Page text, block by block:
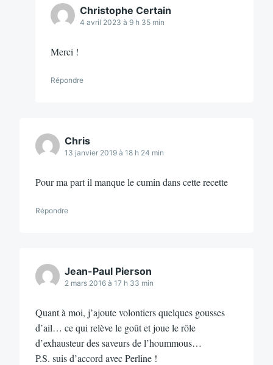
Christophe Certain
4 avril 2023 à 9 h 35 min
Merci !
Répondre
Chris
13 janvier 2019 à 18 h 24 min
Pour ma part il manque le cumin dans cette recette
Répondre
Jean-Paul Pierson
2 mars 2016 à 17 h 33 min
Quant à moi, j’ajoute volontiers quelques gousses
d’ail… ce qui relève le goût et joue le rôle
d’exhausteur des saveurs de l’hoummous…
P.S. suis d’accord avec Perline !